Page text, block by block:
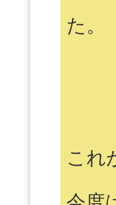
た。
これ